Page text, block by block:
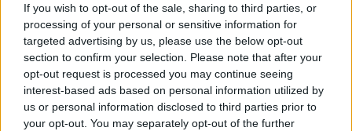
If you wish to opt-out of the sale, sharing to third parties, or
processing of your personal or sensitive information for
targeted advertising by us, please use the below opt-out
section to confirm your selection. Please note that after your
opt-out request is processed you may continue seeing
interest-based ads based on personal information utilized by
us or personal information disclosed to third parties prior to
your opt-out. You may separately opt-out of the further
μηχανικός για απάτη με θύματα δύο
ημεδαπούς
Ενώπιον του Τριμελούς Εφετείου Δωδεκανήσου θα
αναβιώσει την 23η Σεπτεμβρίου 2024, σε δεύτερο
βαθμό, υπόθεση με κατηγορούμενο έναν πολιτικό
μηχανικό που κρίθηκε πρωτοδίκως ...